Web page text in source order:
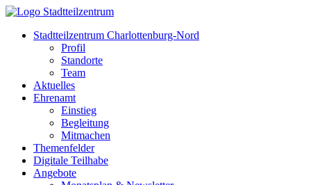
Stadtteilzentrum Charlottenburg-Nord
Profil
Standorte
Team
Aktuelles
Ehrenamt
Einstieg
Begleitung
Mitmachen
Themenfelder
Digitale Teilhabe
Angebote